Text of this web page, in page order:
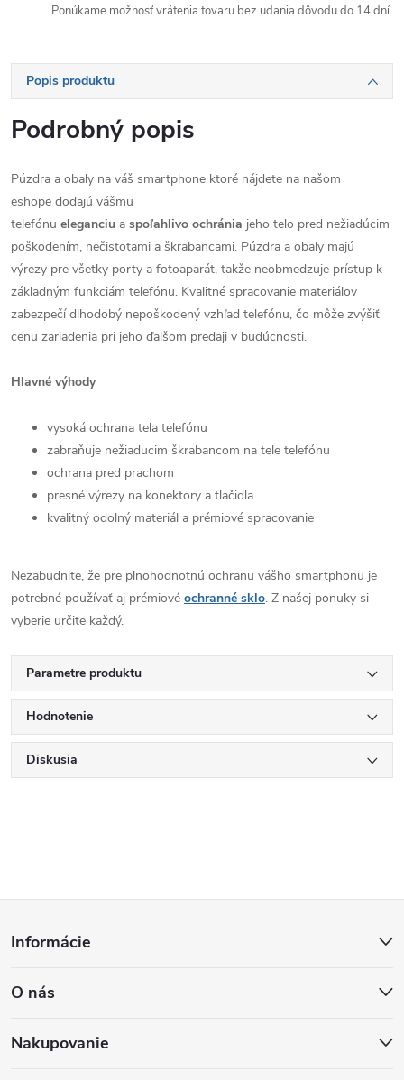
Ponúkame možnosť vrátenia tovaru bez udania dôvodu do 14 dní.
Popis produktu
Podrobný popis
Púzdra a obaly na váš smartphone ktoré nájdete na našom
eshope dodajú vášmu
telefónu eleganciu a spoľahlivo ochránia jeho telo pred nežiadúcim
poškodením, nečistotami a škrabancami. Púzdra a obaly majú
výrezy pre všetky porty a fotoaparát, takže neobmedzuje prístup k
základným funkciám telefónu. Kvalitné spracovanie materiálov
zabezpečí dlhodobý nepoškodený vzhľad telefónu, čo môže zvýšiť
cenu zariadenia pri jeho ďalšom predaji v budúcnosti.
Hlavné výhody
vysoká ochrana tela telefónu
zabraňuje nežiaducim škrabancom na tele telefónu
ochrana pred prachom
presné výrezy na konektory a tlačidla
kvalitný odolný materiál a prémiové spracovanie
Nezabudnite, že pre plnohodnotnú ochranu vášho smartphonu je
potrebné používať aj prémiové ochranné sklo. Z našej ponuky si
vyberie určite každý.
Parametre produktu
Hodnotenie
Diskusia
p
ä
Informácie
O nás
Nakupovanie